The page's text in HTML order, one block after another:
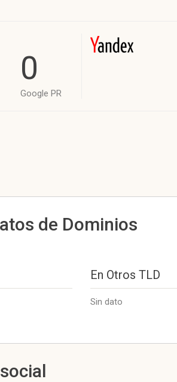
0
Google PR
de Dominios
En Otros TLD
Sin dato